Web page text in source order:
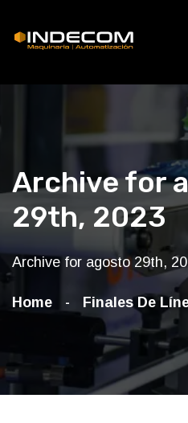
Archive for
29th, 2023
Archive for agosto 29th,
Home Finales De